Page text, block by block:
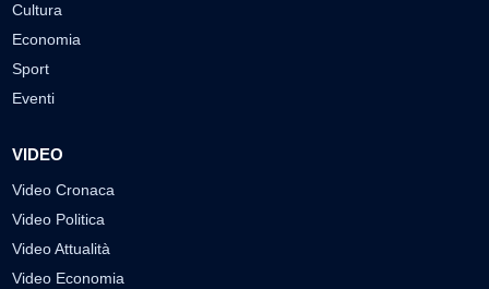
Cultura
Economia
Sport
Eventi
VIDEO
Video Cronaca
Video Politica
Video Attualità
Video Economia